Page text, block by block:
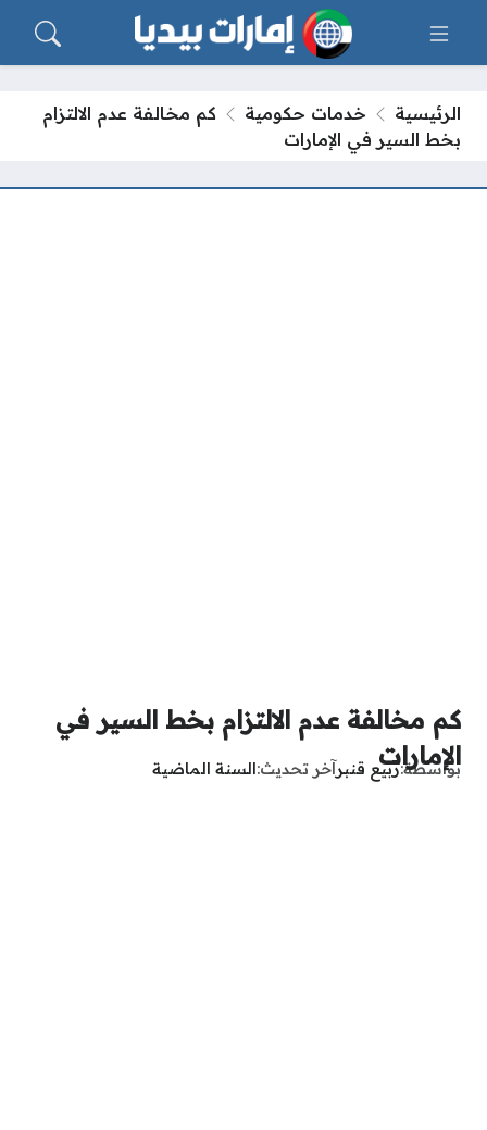
الرئيسية خدمات حكومية
كم مخالفة عدم الالتزام
بخط السير في الإمارات
كم مخالفة عدم الالتزام بخط السير في
الإمارات
بواسطةربيع قنبرآخر تحديث السنة الماضية